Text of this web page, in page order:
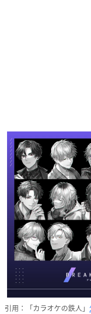
引用：「カラオケの鉄人」